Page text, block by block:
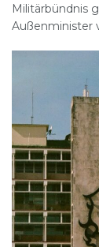
Militärbündnis
Außenminister